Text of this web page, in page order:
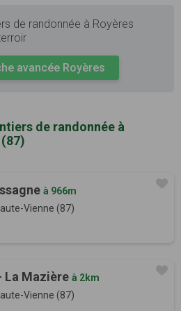
de randonnée à Royères
avancée Royères
de randonnée à
à 966m
Vienne (87)
La Mazière à 2km
Vienne (87)